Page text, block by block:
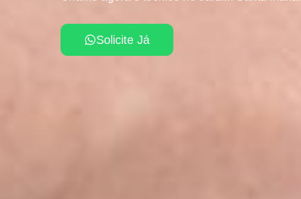
Solicite Já